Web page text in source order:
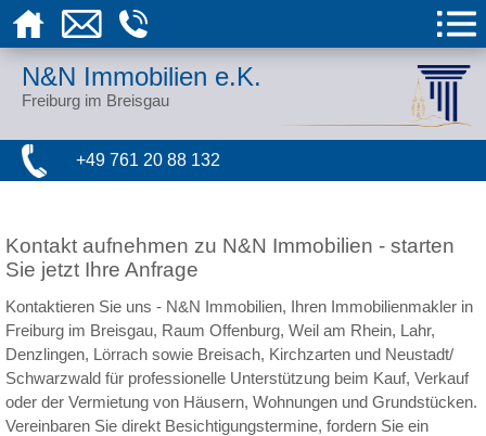
N&N Immobilien e.K.
Freiburg im Breisgau
+49 761 20 88 132
Kontakt aufnehmen zu N&N Immobilien - starten
Sie jetzt Ihre Anfrage
Kontaktieren Sie uns - N&N Immobilien, Ihren Immobilienmakler in
Freiburg im Breisgau, Raum Offenburg, Weil am Rhein, Lahr,
Denzlingen, Lörrach sowie Breisach, Kirchzarten und Neustadt/
Schwarzwald für professionelle Unterstützung beim Kauf, Verkauf
oder der Vermietung von Häusern, Wohnungen und Grundstücken.
Vereinbaren Sie direkt Besichtigungstermine, fordern Sie ein